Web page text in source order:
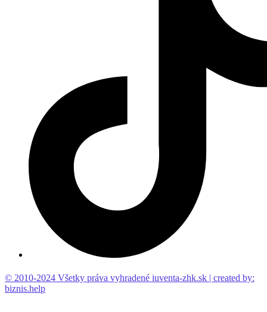
© 2010-2024 Všetky práva vyhradené iuventa-zhk.sk | created by:
biznis.help